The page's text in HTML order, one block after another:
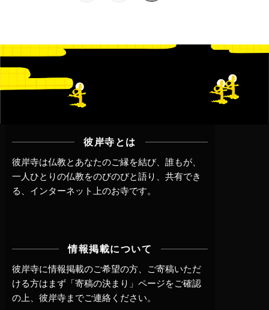
彼岸寺とは
彼岸寺は仏教とあなたのご縁を結び、誰もが、
一人ひとりの仏教をのびのびと語り、共有でき
る、インターネット上のお寺です。
情報掲載について
彼岸寺に情報掲載のご希望の方、ご寄稿いただ
ける方はまず 「寄稿の決まり」ページをご確認
の上、 彼岸寺までご連絡 ください。